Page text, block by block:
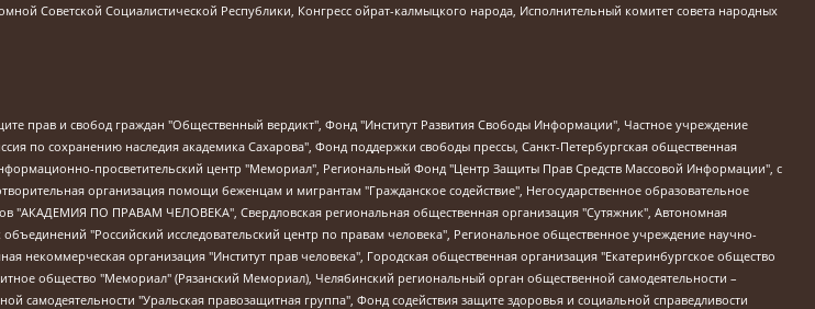
Советской Социалистической Республики, Конгресс ойрат-калмыцкого народа, Исполнительный комитет совета народных
с ограниченной ответственностью "Главный редактор 2021", Общество с ограниченной ответственностью "Ромашки монолит", Важенков Артем Валерьевич, Ивановская областная общественная организация "Центр гендерных исследований", Гурман Юрий Альбертович, Медиапроект "ОВД-Инфо", Егоров Владимир Владимирович, Жилинский Владимир Александрович, Общество с ограниченной ответственностью "ЗП", Иванова София Юрьевна, Карезина Инна Павловна, Кильтау Екатерина Викторовна, Петров Алексей Викторович, Пискунов Сергей Евгеньевич, Смирнов Сергей Сергеевич, Тихонов Михаил Сергеевич, Общество с ограниченной ответственностью "ЖУРНАЛИСТ-ИНОСТРАННЫЙ АГЕНТ", Арапова Галина Юрьевна, Вольтская Татьяна Анатольевна, Американская компания "Mason G.E.S. Anonymous Foundation" (США), являющаяся владельцем интернет-издания https://mnews.world/, Компания "Stichting Bellingcat", зарегистрированная в Нидерландах (дата регистрации 11.07.2018), Захаров Андрей Вячеславович, Клепиковская Екатерина Дмитриевна, Общество с ограниченной ответственностью "МЕМО", Перл Роман Александрович, Симонов Евгений Алексеевич, Соловьева Елена Анатольевна, Сотников Даниил Владимирович, Сурначева Елизавета Дмитриевна, Автономная некоммерческая организация по защите прав человека и информированию населения "Якутия – Наше Мнение", Общество с ограниченной ответственностью "Москоу диджитал медиа", с 26.01.2023 Общество с ограниченной ответственностью "Чайка Белые сады", Ветошкина Валерия Валерьевна, Заговора Максим Александрович, Межрегиональное общественное движение "Российская ЛГБТ - сеть", Оленичев Максим Владимирович, Павлов Иван Юрьевич, Скворцова Елена Сергеевна, Общество с ограниченной ответственностью "Как бы инагент", Кочетков Игорь Викторович, Общество с ограниченной ответственностью "Честные выборы", Еланчик Олег Александрович, Общество с ограниченной ответственностью "Нобелевский призыв", Гималова Регина Эмилевна, Григорьев Андрей Валерьевич, Григорьева Алина Александровна, Ассоциация по содействию защите прав призывников, альтернативнослужащих и военнослужащих "Правозащитная группа "Гражданин.Армия.Право", Хисамова Регина Фаритовна, Автономная некоммерческая организация по реализации социально-правовых программ "Лилит", Дальневосточное общественное движение "Маяк", Санкт-Петербургская ЛГБТ-инициативная группа "Выход", Инициативная группа ЛГБТ+ "Реверс", Алексеев Андрей Викторович, Бекбулатова Таисия Львовна, Беляев Иван Михайлович, Владыкина Елена Сергеевна, Гельман Марат Александрович, Никульшина Вероника Юрьевна, Толоконникова Надежда Андреевна, Шендерович Виктор Анатольевич, Общество с ограниченной ответственностью "Данное сообщение", Общество с ограниченной ответственностью Издательский дом "Новая глава", Айнбиндер Александра Александровна, Московский комьюнити-центр для ЛГБТ+инициатив, Благотворительный фонд развития филантропии, Deutsche Welle (Германия, Kurt-Schumacher-Strasse 3, 53113 Bonn), Борзунова Мария Михайловна, Воробьев Виктор Викторович, Голубева Анна Львовна, Константинова Алла Михайловна, Малкова Ирина Владимировна, Мурадов Мурад Абдулгалимович, Осетинская Елизавета Николаевна, Понасенков Евгений Николаевич, Ганапольский Матвей Юрьевич, Киселев Евгений Алексеевич, Борухович Ирина Григорьевна, Дремин Иван Тимофеевич, Дубровский Дмитрий Викторович, Красноярская региональная общественная организация поддержки и развития альтернативных образовательных технологий и межкультурных коммуникаций "ИНТЕРРА", Маяковская Екатерина Алексеевна, Фейгин Марк Захарович, Филимонов Андрей Викторович, Дзугкоева Регина Николаевна, Доброхотов Роман Александрович, Дудь Юрий Александрович, Елкин Сергей Владимирович, Кругликов Кирилл Игоревич, Сабунаева Мария Леонидовна, Семенов Алексей Владимирович, Шаинян Карен Багратович, Шульман Екатерина Михайловна, Асафьев Артур Валерьевич, Вахштайн Виктор Семенович, Венедиктов Алексей Алексеевич, Лушникова Екатерина Евгеньевна, Волков Леонид Михайлович, Невзоров Александр Глебович, Пархоменко Сергей Борисович, Сироткин Ярослав Николаевич, Кара-Мурза Владимир Владимирович, Баранова Наталья Владимировна, Гозман Леонид Яковлевич, Кагарлицкий Борис Юльевич, Климарев Михаил Валерьевич, Милов Владимир Станиславович, Автономная некоммерческая организация Краснодарский центр современного искусства "Типография", Моргенштерн Алишер Тагирович, Соболь Любовь Эдуардовна, Общество с ограниченной ответственностью "ЛИЗА НОРМ", Каспаров Гарри Кимович, Ходорковский Михаил Борисович, Общество с ограниченной ответственностью "Апрельские тезисы", Данилович Ирина Брониславовна, Кашин Олег Владимирович, Петров Николай Владимирович, Пивоваров Алексей Владимирович, Соколов Михаил Владимирович, Цветкова Юлия Владимировна, Чичваркин Евгений Александрович, Комитет против пыток/Команда против пыток, Общество с ограниченной ответственностью "Первый научный", Общество с ограниченной ответственностью "Вертолет и ко", Белоцерковская Вероника Борисовна, Кац Максим Евгеньевич, Лазарева Татьяна Юрьевна, Шаведдинов Руслан Табризович, Яшин Илья Валерьевич, Общество с ограниченной ответственностью "Иноагент ААВ", Алешковский Дмитрий Петрович, Альбац Евгения Марковна, Быков Дмитрий Львович, Галямина Юлия Евгеньевна, Лойко Сергей Леонидович, Мартынов Кирилл Константинович, Медведев Сергей Александрович, Крашенинников Федор Геннадиевич, Гордеева Катерина Вл